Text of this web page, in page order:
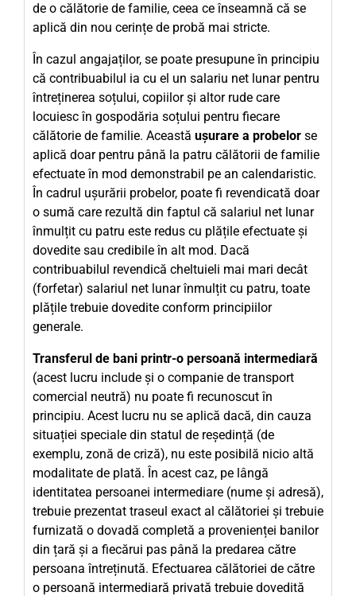
de o călătorie de familie, ceea ce înseamnă că se
aplică din nou cerințe de probă mai stricte.
În cazul angajaților, se poate presupune în principiu
că contribuabilul ia cu el un salariu net lunar pentru
întreținerea soțului, copiilor și altor rude care
locuiesc în gospodăria soțului pentru fiecare
călătorie de familie. Această ușurare a probelor se
aplică doar pentru până la patru călătorii de familie
efectuate în mod demonstrabil pe an calendaristic.
În cadrul ușurării probelor, poate fi revendicată doar
o sumă care rezultă din faptul că salariul net lunar
înmulțit cu patru este redus cu plățile efectuate și
dovedite sau credibile în alt mod. Dacă
contribuabilul revendică cheltuieli mai mari decât
(forfetar) salariul net lunar înmulțit cu patru, toate
plățile trebuie dovedite conform principiilor
generale.
Transferul de bani printr-o persoană intermediară
(acest lucru include și o companie de transport
comercial neutră) nu poate fi recunoscut în
principiu. Acest lucru nu se aplică dacă, din cauza
situației speciale din statul de reședință (de
exemplu, zonă de criză), nu este posibilă nicio altă
modalitate de plată. În acest caz, pe lângă
identitatea persoanei intermediare (nume și adresă),
trebuie prezentat traseul exact al călătoriei și trebuie
furnizată o dovadă completă a provenienței banilor
din țară și a fiecărui pas până la predarea către
persoana întreținută. Efectuarea călătoriei de către
o persoană intermediară privată trebuie dovedită